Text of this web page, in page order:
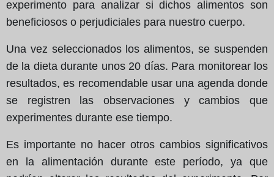
experimento para analizar si dichos alimentos son
beneficiosos o perjudiciales para nuestro cuerpo.
Una vez seleccionados los alimentos, se suspenden
de la dieta durante unos 20 días. Para monitorear los
resultados, es recomendable usar una agenda donde
se registren las observaciones y cambios que
experimentes durante ese tiempo.
Es importante no hacer otros cambios significativos
en la alimentación durante este período, ya que